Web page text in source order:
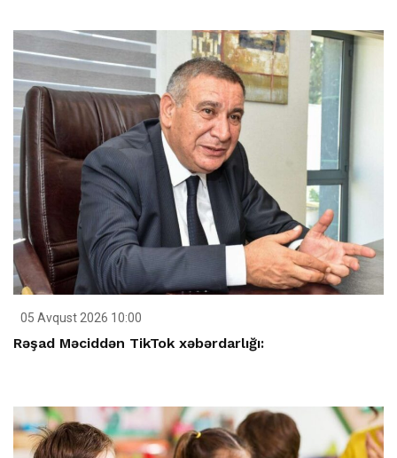
05 Avqust 2026 10:00
Rəşad Məciddən TikTok xəbərdarlığı: